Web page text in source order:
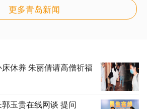
更多青岛新闻
休养 朱丽倩请高僧祈福
玉贵在线网谈 提问